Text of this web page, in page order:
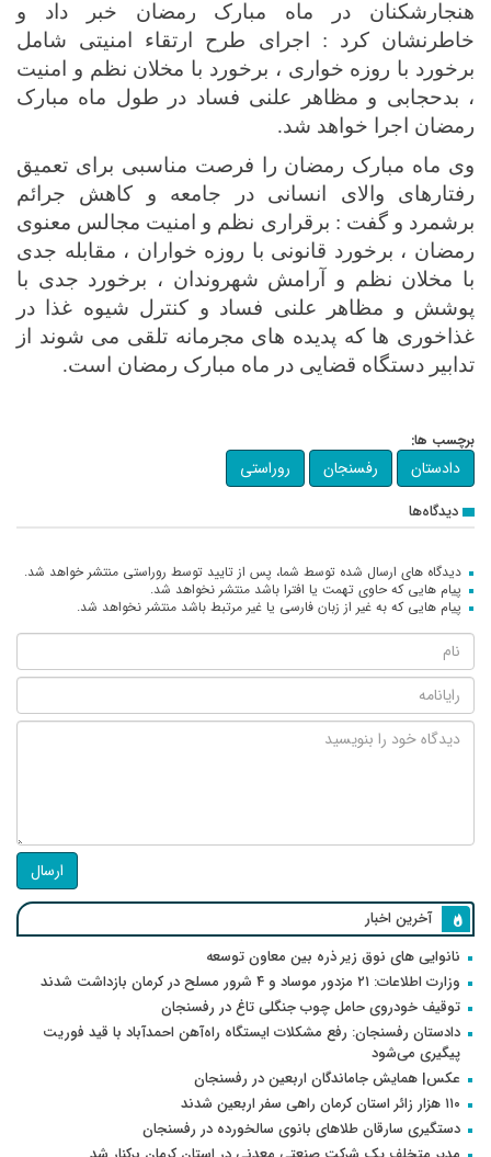
هنجارشکنان در ماه مبارک رمضان خبر داد و
خاطرنشان کرد : اجرای طرح ارتقاء امنیتی شامل
برخورد با روزه خواری ، برخورد با مخلان نظم و امنیت
، بدحجابی و مظاهر علنی فساد در طول ماه مبارک
رمضان اجرا خواهد شد.
وی ماه مبارک رمضان را فرصت مناسبی برای تعمیق
رفتارهای والای انسانی در جامعه و کاهش جرائم
برشمرد و گفت : برقراری نظم و امنیت مجالس معنوی
رمضان ، برخورد قانونی با روزه خواران ، مقابله جدی
با مخلان نظم و آرامش شهروندان ، برخورد جدی با
پوشش و مظاهر علنی فساد و کنترل شیوه غذا در
غذاخوری ها که پدیده های مجرمانه تلقی می شوند از
تدابیر دستگاه قضایی در ماه مبارک رمضان است.
برچسب ها:
دادستان رفسنجان روراستی
دیدگاه‌ها
دیدگاه های ارسال شده توسط شما، پس از تایید توسط روراستی منتشر خواهد شد.
پیام هایی که حاوی تهمت یا افترا باشد منتشر نخواهد شد.
پیام هایی که به غیر از زبان فارسی یا غیر مرتبط باشد منتشر نخواهد شد.
ارسال
آخرین اخبار
نانوایی های نوق زیر ذره بین معاون توسعه
وزارت اطلاعات: ۲۱ مزدور موساد و ۴ شرور مسلح در کرمان بازداشت شدند
توقیف خودروی حامل چوب جنگلی تاغ در رفسنجان
دادستان رفسنجان: رفع مشکلات ایستگاه راه‌آهن احمدآباد با قید فوریت
پیگیری می‌شود
عکس| همایش جاماندگان اربعین در رفسنجان
۱۱۰ هزار زائر استان کرمان راهی سفر اربعین شدند
دستگیری سارقان طلاهای بانوی سالخورده در رفسنجان